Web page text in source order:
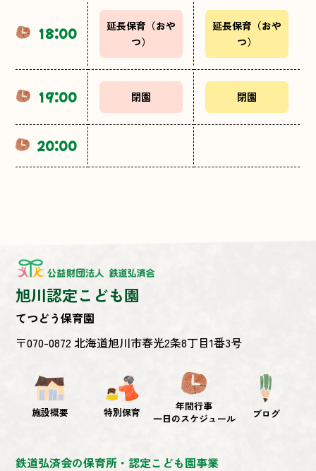
18:00
延長保育（おや
つ）
延長保育（おや
つ）
19:00 閉園 閉園
20:00
旭川認定こども園
てつどう保育園
〒070-0872 北海道旭川市春光2条8丁目1番3号
施設概要 特別保育
年間行事
一日のスケジュール
ブログ
鉄道弘済会の保育所・認定こども園事業